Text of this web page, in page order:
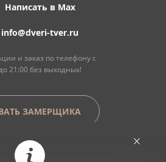
Написать в Max
info@dveri-tver.ru
и заказ по телефону с
21:00 без выходных!
ЗАМЕРЩИКА